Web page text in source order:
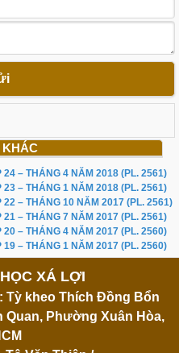
KHÁC
24 – THÁNG 4 NĂM 2018 (PL. 2561)
23 – THÁNG 1 NĂM 2018 (PL. 2561)
22 – THÁNG 10 NĂM 2017 (PL. 2561)
21 – THÁNG 7 NĂM 2017 (PL. 2561)
20 – THÁNG 4 NĂM 2017 (PL. 2560)
19 – THÁNG 1 NĂM 2017 (PL. 2560)
XÁ LỢI
Tỳ kheo Thích Đồng Bổn
Quan, Phường Xuân Hòa,